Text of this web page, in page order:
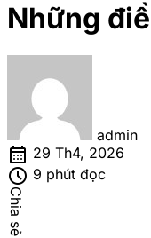
Những
admin
calendar_month 29 Th4, 2026
schedule 9 phút đọc
Chia sẻ